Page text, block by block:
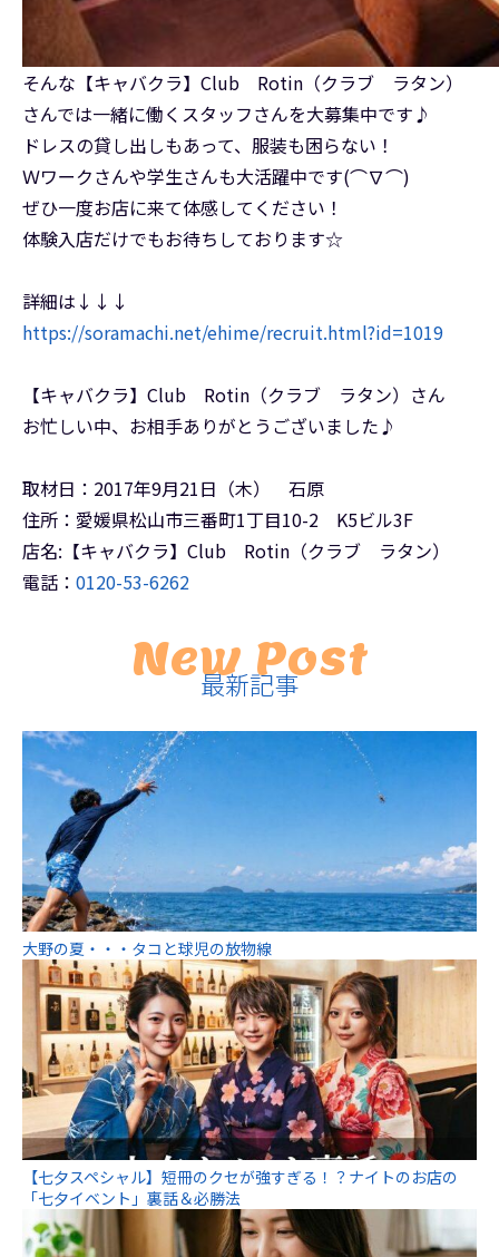
そんな【キャバクラ】Club Rotin（クラブ ラタン）
さんでは一緒に働くスタッフさんを大募集中です♪
ドレスの貸し出しもあって、服装も困らない！
Ｗワークさんや学生さんも大活躍中です(⌒∇⌒)
ぜひ一度お店に来て体感してください！
体験入店だけでもお待ちしております☆
詳細は↓↓↓
https://soramachi.net/ehime/recruit.html?id=1019
【キャバクラ】Club Rotin（クラブ ラタン）さん
お忙しい中、お相手ありがとうございました♪
取材日：2017年9月21日（木） 石原
住所：愛媛県松山市三番町1丁目10-2 K5ビル3F
店名:【キャバクラ】Club Rotin（クラブ ラタン）
電話： 0120-53-6262
New Post
最新記事
大野の夏・・・タコと球児の放物線
【七夕スペシャル】短冊のクセが強すぎる！？ナイトのお店の
「七夕イベント」裏話＆必勝法